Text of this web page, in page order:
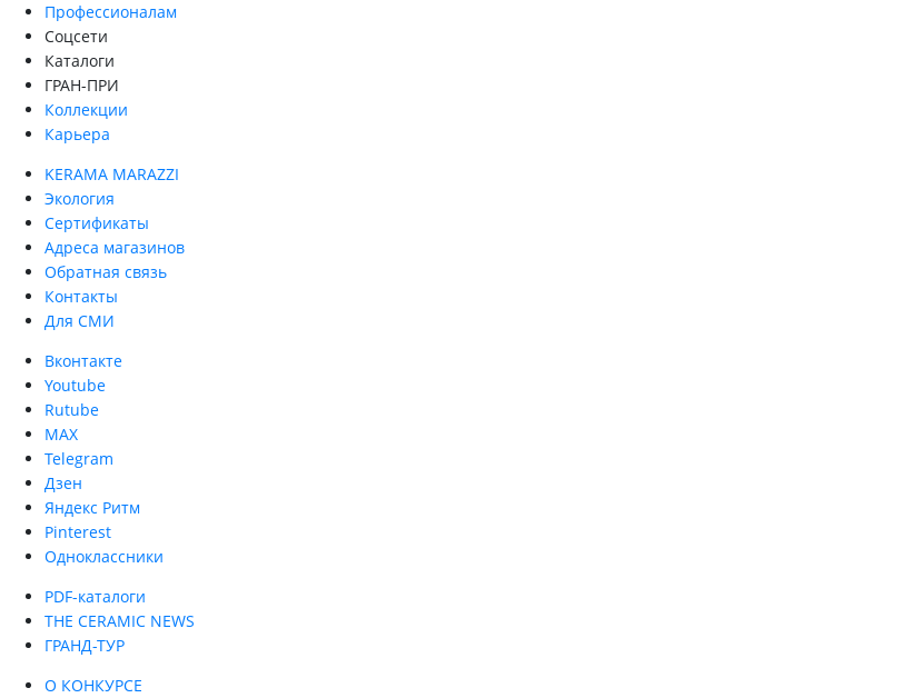
Профессионалам
Соцсети
Каталоги
ГРАН-ПРИ
Коллекции
Карьера
KERAMA MARAZZI
Экология
Сертификаты
Адреса магазинов
Обратная связь
Контакты
Для СМИ
Вконтакте
Youtube
Rutube
MAX
Telegram
Дзен
Яндекс Ритм
Pinterest
Одноклассники
PDF-каталоги
THE CERAMIC NEWS
ГРАНД-ТУР
О КОНКУРСЕ